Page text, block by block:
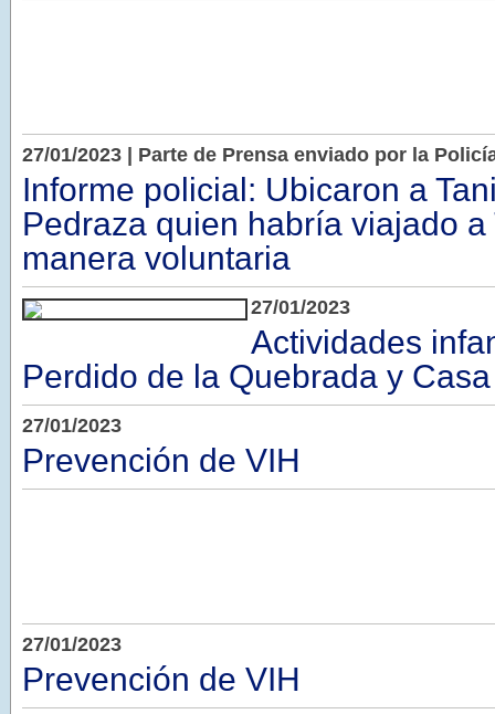
27/01/2023 | Parte de Prensa enviado por la
Informe policial: Ubicaron a
Pedraza quien habría viajado a
manera voluntaria
27/01/2023
Actividades
Perdido de la Quebrada y
27/01/2023
Prevención de VIH
27/01/2023
Prevención de VIH